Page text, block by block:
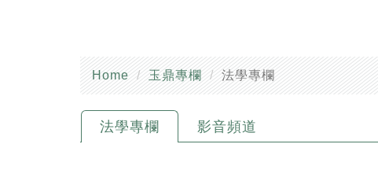
Home 玉鼎專欄 法學專欄
法學專欄 影音頻道